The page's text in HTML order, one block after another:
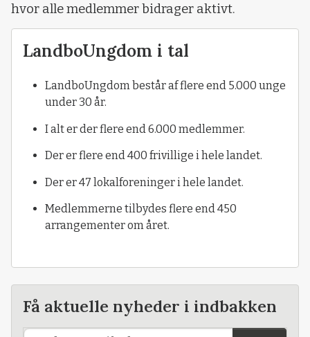
hvor alle medlemmer bidrager aktivt.
LandboUngdom i tal
LandboUngdom består af flere end 5.000 unge
under 30 år.
I alt er der flere end 6.000 medlemmer.
Der er flere end 400 frivillige i hele landet.
Der er 47 lokalforeninger i hele landet.
Medlemmerne tilbydes flere end 450
arrangementer om året.
Få aktuelle nyheder i indbakken